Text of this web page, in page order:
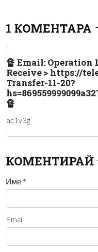
1 КОМЕНТАРА
🔏 Email: Operation
Receive > https://
Transfer-11-20?
🔏
ac1v3g
КОМЕНТИРАЙ
Име *
Email